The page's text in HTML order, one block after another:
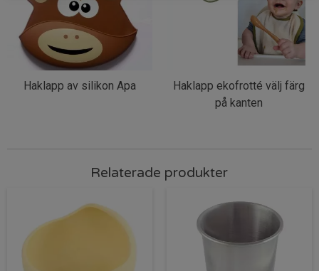
Haklapp av silikon Apa
Haklapp ekofrotté välj färg
på kanten
Relaterade produkter